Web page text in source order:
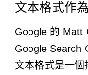
文本格式作
Google 的 Matt
Google Search
文本格式是一個